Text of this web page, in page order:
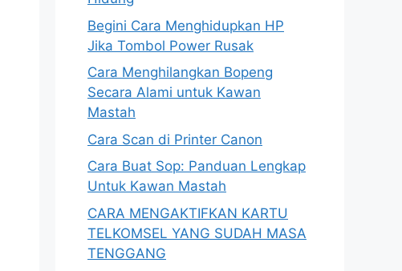
Begini Cara Menghidupkan HP
Jika Tombol Power Rusak
Cara Menghilangkan Bopeng
Secara Alami untuk Kawan
Mastah
Cara Scan di Printer Canon
Cara Buat Sop: Panduan Lengkap
Untuk Kawan Mastah
CARA MENGAKTIFKAN KARTU
TELKOMSEL YANG SUDAH MASA
TENGGANG